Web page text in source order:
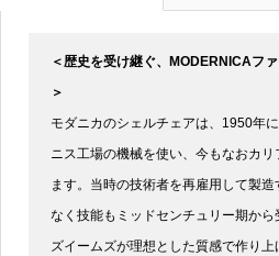
＜歴史を受け継ぐ、MODERNICAフ
＞
モダニカのシェルチェアは、1950年
ニス工場の機械を使い、今もなおカ
ます。当時の技術者を再雇用して製
なく技能もミッドセンチュリー期か
ズイームズが理想とした質感で作り